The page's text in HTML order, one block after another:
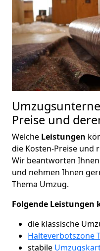
Preise und
Welche Leistungen
die Kosten-Preise und
Wir beantworten
und nehmen Ihnen
Thema Umzug.
Folgende
die klassische
Halteverbotszone
stabile